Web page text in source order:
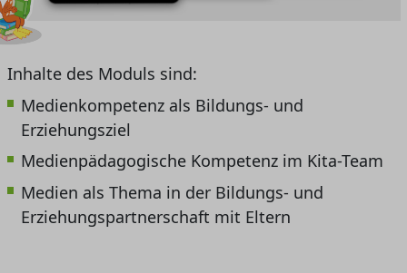
Inhalte des Moduls sind:
Medienkompetenz als Bildungs- und
Erziehungsziel
Medienpädagogische Kompetenz im Kita-Team
Medien als Thema in der Bildungs- und
Erziehungspartnerschaft mit Eltern